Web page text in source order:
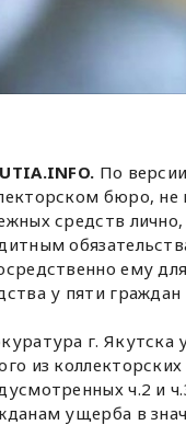
По
бюро, не
средств
ему
у пяти
г. Якутска
из
ч.2 и
ущерба в